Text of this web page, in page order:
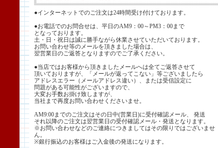
●インターネットでのご注文は24時間受け付けております。
●お電話でのお問合せは、平日のAM9：00～PM3：00まで
となっております。
土・日・祝日は誠に勝手ながら休業させていただいております。
お問い合わせ等のメールを頂きました場合は、
翌営業日のご返答となりますのでご了承ください。
●当店ではお客様から頂きましたメールへは全てご返答させて
頂いておりますが、「メールが返ってこない」等ございましたら
アドレスエラー（メールアドレス違い）、または受信設定に
問題がある可能性がございますので、
大変お手数お掛け致しますが、
当社まで再度お問い合わせくださいませ。
AM9:00までのご注文はその日中(営業日)に受付確認メール、 発送
それ以降のご注文は翌営業日の受付確認メール・発送となります。
※お問い合わせなどのご連絡につきましてはその限りではございませ
ん。
※銀行振込のお客様はご入金後の発送になります。